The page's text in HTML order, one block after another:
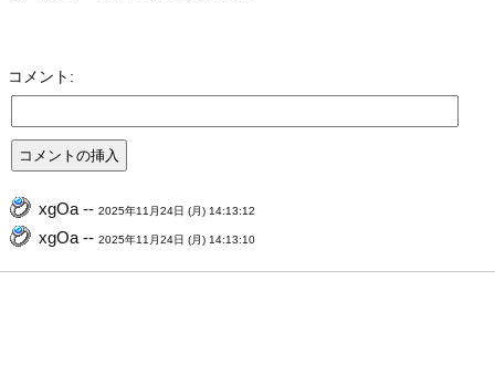
コメント:
xgOa --2025年11月24日 (月) 14:13:12
xgOa --2025年11月24日 (月) 14:13:10